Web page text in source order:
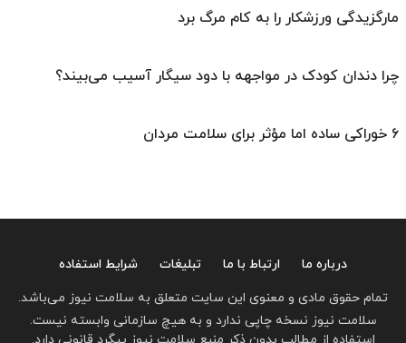
مارگزیدگی ورزشکار را به کام مرگ برد
چرا دندان کودک در مواجهه با دود سیگار آسیب می‌بیند؟
۶ خوراکی ساده اما مؤثر برای سلامت مردان
درباره ما ارتباط با ما تبلیغات
شرایط استفاده
تمام حقوق مادی و معنوی این سایت متعلق به سلامت نیوز می‌باشد.
سلامت نیوز نسخه چاپی ندارد و به هیچ سازمانی وابسته نیست.